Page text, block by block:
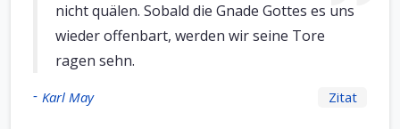
nicht quälen. Sobald die Gnade Gottes es uns
wieder offenbart, werden wir seine Tore
ragen sehn.
- Karl May Zitat